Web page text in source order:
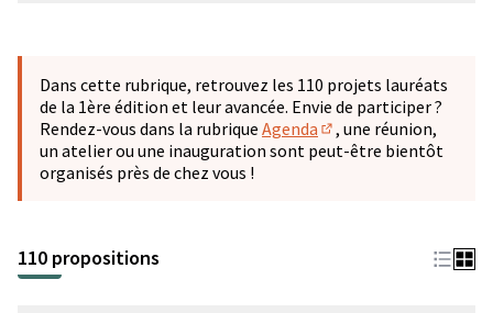
−
Dans cette rubrique, retrouvez les 110 projets lauréats
de la 1ère édition et leur avancée. Envie de participer ?
Rendez-vous dans la rubrique Agenda
(S'ouvre dans un
, une réunion,
un atelier ou une inauguration sont peut-être bientôt
organisés près de chez vous !
110 propositions